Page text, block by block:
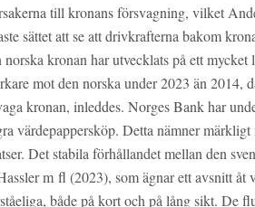
till kronans försvagning, vilket
sättet att se att drivkrafterna bakom
kronan har utvecklats på ett mycket
mot den norska under 2023 än 2014,
kronan, inleddes. Norges Bank har
värdepappersköp. Detta nämner
Det stabila förhållandet mellan den
m fl (2023), som ägnar ett avsnitt åt
både på kort och på lång sikt. De